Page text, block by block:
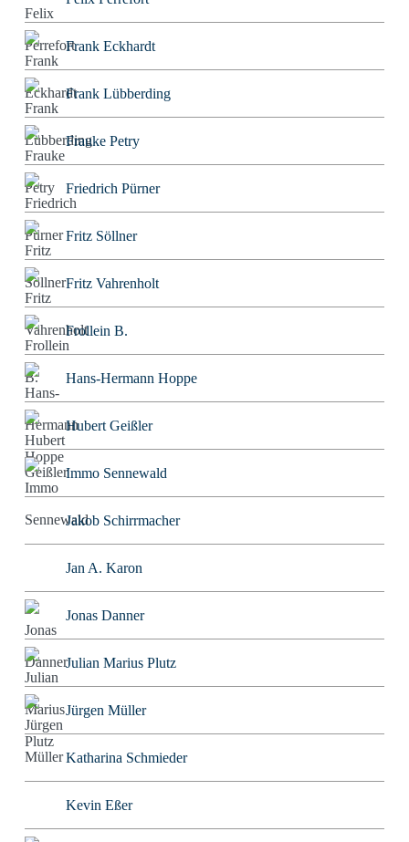
Frank Eckhardt
Frank Lübberding
Frauke Petry
Friedrich Pürner
Fritz Söllner
Fritz Vahrenholt
Frollein B.
Hans-Hermann Hoppe
Hubert Geißler
Immo Sennewald
Jakob Schirrmacher
Jan A. Karon
Jonas Danner
Julian Marius Plutz
Jürgen Müller
Katharina Schmieder
Kevin Eßer